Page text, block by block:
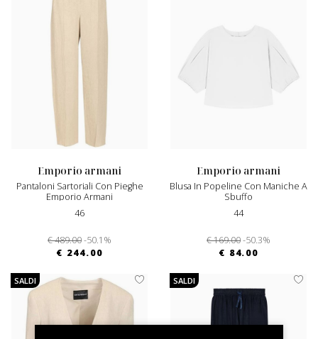
emporio armani
Pantaloni Sartoriali Con Pieghe
Emporio Armani
46
€ 489.00-50.1%
€ 244.00
emporio armani
Blusa In Popeline Con Maniche A
Sbuffo
44
€ 169.00-50.3%
€ 84.00
SALDI SALDI